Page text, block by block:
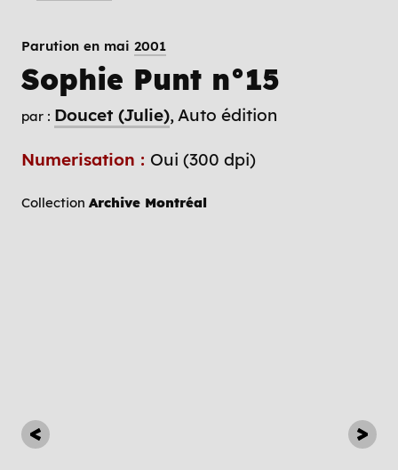
Parution en mai 2001
Sophie Punt n°15
par : Doucet (Julie) Auto édition
Numerisation : Oui (300 dpi)
Collection Archive Montréal